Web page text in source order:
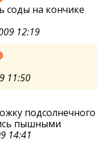
соды на кончике
12:19
11:50
подсолнечного
пышными
14:41